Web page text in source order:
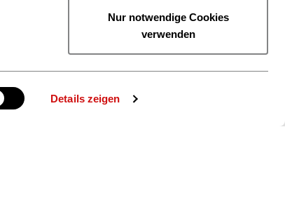
Details zeigen
Nur notwendige Cookies
verwenden